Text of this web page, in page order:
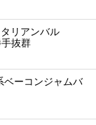
リアンバル
抜群
ベーコンジャムバ